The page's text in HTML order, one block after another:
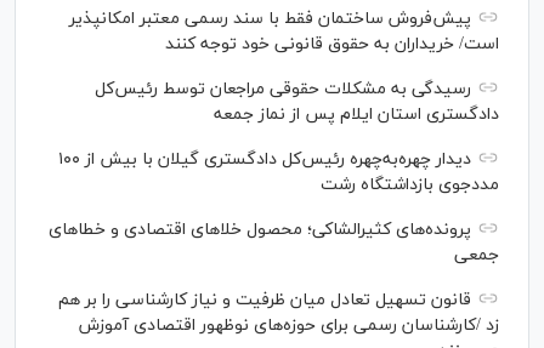
پیش‌فروش ساختمان فقط با سند رسمی معتبر امکانپذیر
است/ خریداران به حقوق قانونی خود توجه کنند
رسیدگی به مشکلات حقوقی مراجعان توسط رئیس‌کل
دادگستری استان ایلام پس از نماز جمعه
دیدار چهره‌به‌چهره رئیس‌کل دادگستری گیلان با بیش از ۱۰۰
مددجوی بازداشتگاه رشت
پرونده‌های کثیرالشاکی؛ محصول خلا‌های اقتصادی و خطا‌های
جمعی
قانون تسهیل تعادل میان ظرفیت و نیاز کارشناسی را بر هم
زد /کارشناسان رسمی برای حوزه‌های نوظهور اقتصادی آموزش